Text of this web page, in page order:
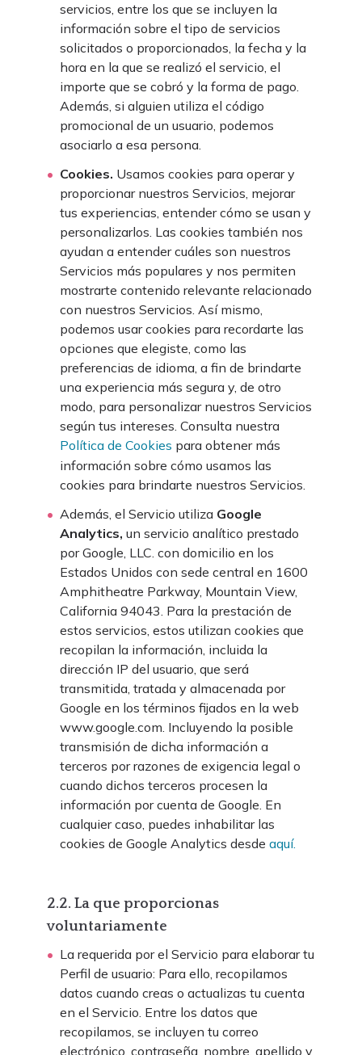
servicios, entre los que se incluyen la
información sobre el tipo de servicios
solicitados o proporcionados, la fecha y la
hora en la que se realizó el servicio, el
importe que se cobró y la forma de pago.
Además, si alguien utiliza el código
promocional de un usuario, podemos
asociarlo a esa persona.
Cookies. Usamos cookies para operar y
proporcionar nuestros Servicios, mejorar
tus experiencias, entender cómo se usan y
personalizarlos. Las cookies también nos
ayudan a entender cuáles son nuestros
Servicios más populares y nos permiten
mostrarte contenido relevante relacionado
con nuestros Servicios. Así mismo,
podemos usar cookies para recordarte las
opciones que elegiste, como las
preferencias de idioma, a fin de brindarte
una experiencia más segura y, de otro
modo, para personalizar nuestros Servicios
según tus intereses. Consulta nuestra
Política de Cookies para obtener más
información sobre cómo usamos las
cookies para brindarte nuestros Servicios.
Además, el Servicio utiliza Google
Analytics, un servicio analítico prestado
por Google, LLC. con domicilio en los
Estados Unidos con sede central en 1600
Amphitheatre Parkway, Mountain View,
California 94043. Para la prestación de
estos servicios, estos utilizan cookies que
recopilan la información, incluida la
dirección IP del usuario, que será
transmitida, tratada y almacenada por
Google en los términos fijados en la web
www.google.com. Incluyendo la posible
transmisión de dicha información a
terceros por razones de exigencia legal o
cuando dichos terceros procesen la
información por cuenta de Google. En
cualquier caso, puedes inhabilitar las
cookies de Google Analytics desde aquí.
2.2. La que proporcionas
voluntariamente
La requerida por el Servicio para elaborar tu
Perfil de usuario: Para ello, recopilamos
datos cuando creas o actualizas tu cuenta
en el Servicio. Entre los datos que
recopilamos, se incluyen tu correo
electrónico, contraseña, nombre, apellido y